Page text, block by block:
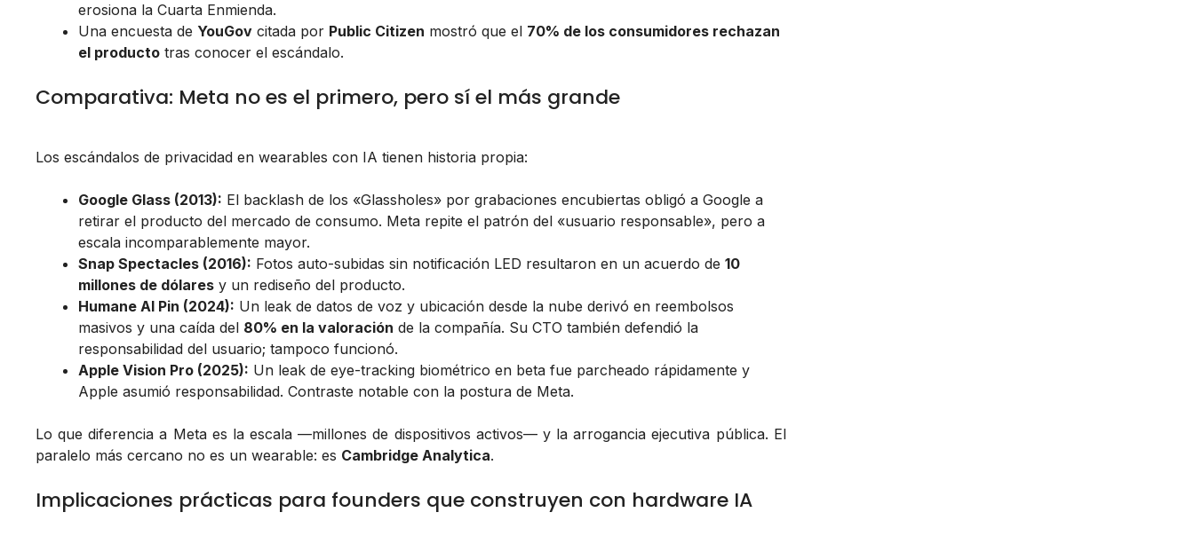
erosiona la Cuarta Enmienda.
Una encuesta de YouGov citada por Public Citizen mostró que el 70% de los consumidores rechazan
el producto tras conocer el escándalo.
Comparativa: Meta no es el primero, pero sí el más grande
Los escándalos de privacidad en wearables con IA tienen historia propia:
Google Glass (2013): El backlash de los «Glassholes» por grabaciones encubiertas obligó a Google a
retirar el producto del mercado de consumo. Meta repite el patrón del «usuario responsable», pero a
escala incomparablemente mayor.
Snap Spectacles (2016): Fotos auto-subidas sin notificación LED resultaron en un acuerdo de 10
millones de dólares y un rediseño del producto.
Humane AI Pin (2024): Un leak de datos de voz y ubicación desde la nube derivó en reembolsos
masivos y una caída del 80% en la valoración de la compañía. Su CTO también defendió la
responsabilidad del usuario; tampoco funcionó.
Apple Vision Pro (2025): Un leak de eye-tracking biométrico en beta fue parcheado rápidamente y
Apple asumió responsabilidad. Contraste notable con la postura de Meta.
Lo que diferencia a Meta es la escala —millones de dispositivos activos— y la arrogancia ejecutiva pública. El
paralelo más cercano no es un wearable: es Cambridge Analytica.
Implicaciones prácticas para founders que construyen con hardware IA